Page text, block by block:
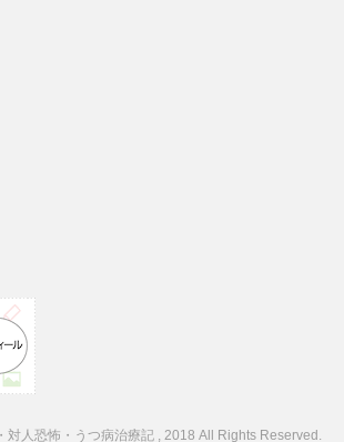
人恐怖・うつ病治療記 , 2018 All Rights Reserved.